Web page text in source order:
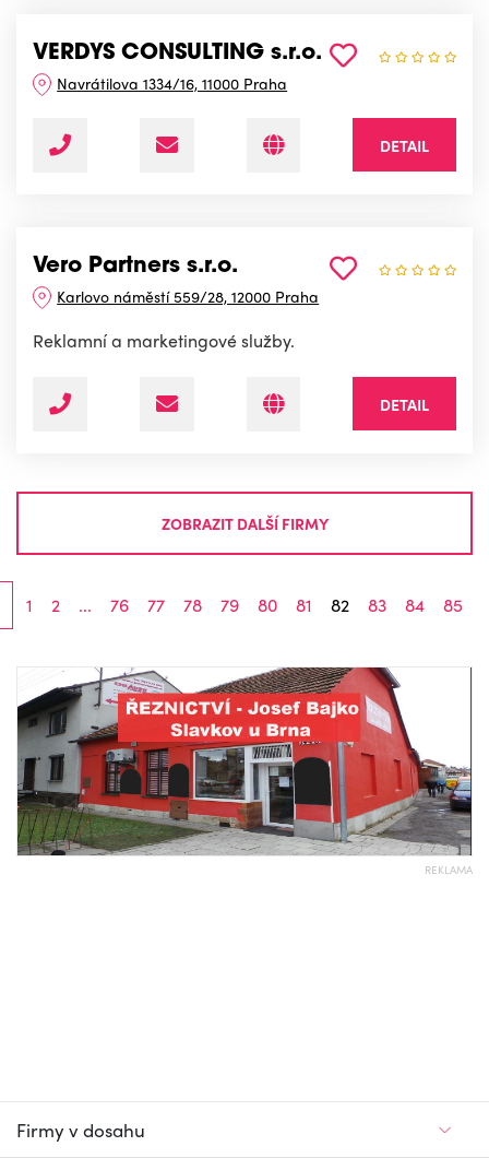
VERDYS CONSULTING s.r.o.
Navrátilova 1334/16, 11000 Praha
DETAIL
Vero Partners s.r.o.
Karlovo náměstí 559/28, 12000 Praha
Reklamní a marketingové služby.
DETAIL
ZOBRAZIT DALŠÍ FIRMY
1 2 ... 76 77 78 79 80 81 82 83 84 85
REKLAMA
Firmy v dosahu